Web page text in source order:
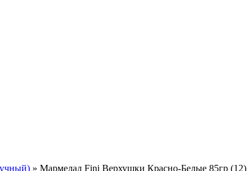
» Мармелад Fini Верхушки Красно-Белые 85гр (12)